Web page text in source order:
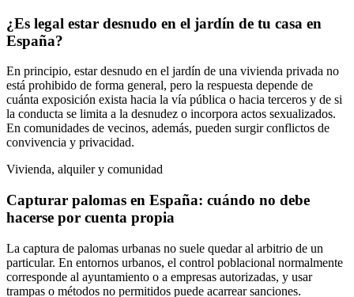
¿Es legal estar desnudo en el jardín de tu casa en
España?
En principio, estar desnudo en el jardín de una vivienda privada no
está prohibido de forma general, pero la respuesta depende de
cuánta exposición exista hacia la vía pública o hacia terceros y de si
la conducta se limita a la desnudez o incorpora actos sexualizados.
En comunidades de vecinos, además, pueden surgir conflictos de
convivencia y privacidad.
Vivienda, alquiler y comunidad
Capturar palomas en España: cuándo no debe
hacerse por cuenta propia
La captura de palomas urbanas no suele quedar al arbitrio de un
particular. En entornos urbanos, el control poblacional normalmente
corresponde al ayuntamiento o a empresas autorizadas, y usar
trampas o métodos no permitidos puede acarrear sanciones.